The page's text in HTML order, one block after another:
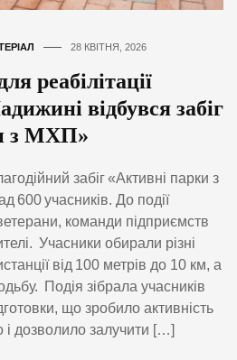
28 КВІТНЯ, 2026
реабілітації
відбувся забіг
з МХП»
забіг «Активні парки з
600 учасників. До події
команди підприємств
Учасники обирали різні
від 100 метрів до 10 км, а
Подія зібрала учасників
що зробило активність
дозволило залучити […]